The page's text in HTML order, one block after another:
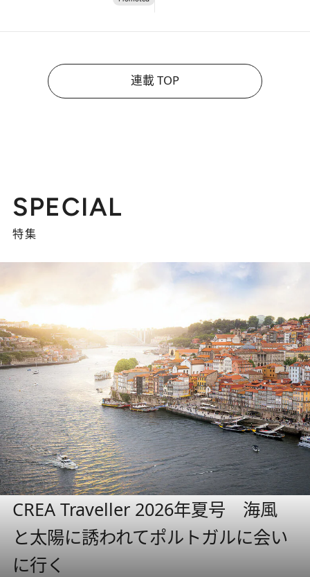
連載 TOP
SPECIAL
特集
CREA Traveller 2026年夏号 海風
と太陽に誘われてポルトガルに会い
に行く